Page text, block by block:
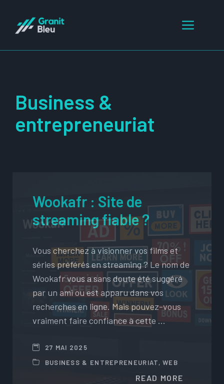
contenu
Menu
Business &
entrepreneuriat
Wookafr : Site de
streaming fiable ?
Vous cherchez à visionner vos films et
séries préférés en streaming ? Le nom de
Wookafr vous a sans doute été suggéré
par un ami ou est apparu dans vos
recherches en ligne. Mais pouvez-vous
vraiment faire confiance à cette …
27 MAI 2025
BUSINESS & ENTREPRENEURIAT,WEB
READ MORE